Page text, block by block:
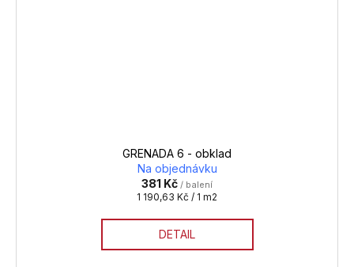
GRENADA 6 - obklad
Na objednávku
381 Kč / balení
Měrná
1 190,63 Kč / 1 m2
DETAIL